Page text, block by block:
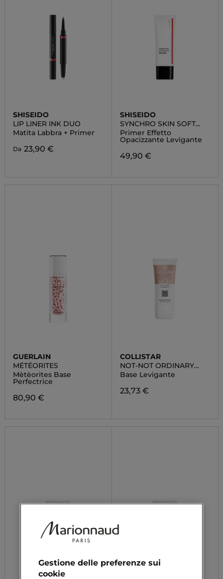
SHISEIDO
LIP LINER INK DUO
Matita Labbra + Primer
Da 23,90 €
SHISEIDO
SYNCHRO SKIN SOFT
BLURRING PRIMER
Primer Effetto
Opacizzante Levigante
49,90 €
GUERLAIN
MÉTÉORITES
Mètèorites Base
Perfectrice
80,90 €
COLLISTAR
NOT-NOT ORDINARY
TREATMENT
Base Levigante
23,73 €
Gestione delle preferenze sui
cookie